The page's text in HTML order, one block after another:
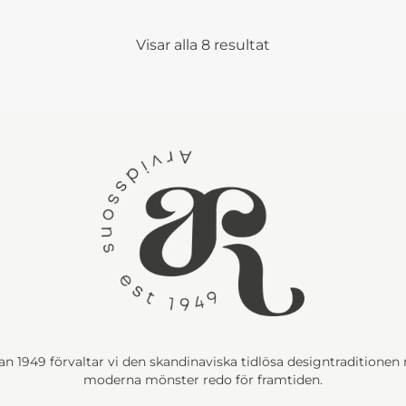
Visar alla 8 resultat
1949 förvaltar vi den skandinaviska tidlösa designtraditionen
moderna mönster redo för framtiden.